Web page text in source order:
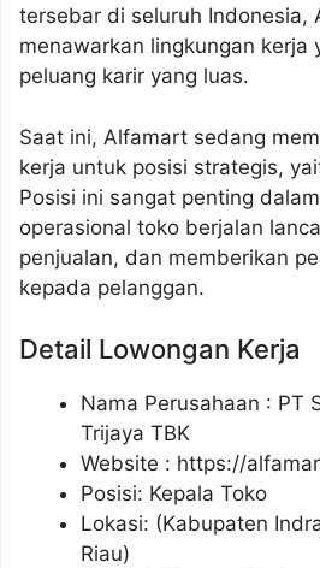
tersebar di seluruh Indonesia,
menawarkan lingkungan kerja
peluang karir yang luas.
Saat ini, Alfamart sedang
kerja untuk posisi strategis,
Posisi ini sangat penting
operasional toko berjalan
penjualan, dan memberikan
kepada pelanggan.
Detail Lowongan Kerja
Nama Perusahaan : PT
Trijaya TBK
Website : https://
Posisi: Kepala Toko
Lokasi: (Kabupaten
Riau)